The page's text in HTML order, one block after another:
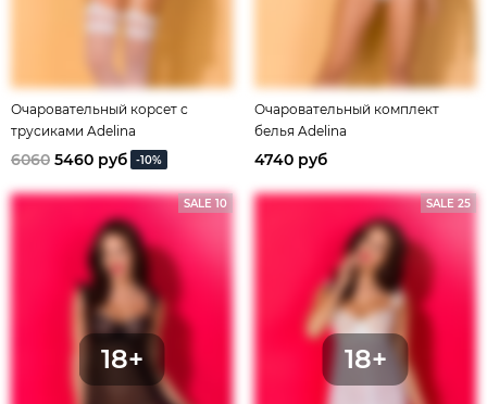
Очаровательный корсет с
трусиками Adelina
6060 5460 руб -10%
Очаровательный комплект
белья Adelina
4740 руб
SALE 10 SALE 25